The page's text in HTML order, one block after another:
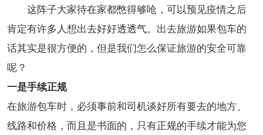
这阵子大家待在家都憋得够呛，可以预见疫情之后
肯定有许多人想出去好好透透气。出去旅游如果包车的
话其实是很方便的，但是我们怎么保证旅游的安全可靠
呢？
一是手续正规
在旅游包车时，必须事前和司机谈好所有要去的地方、
线路和价格，而且是书面的，只有正规的手续才能为您